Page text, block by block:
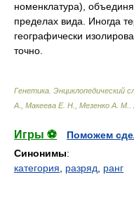
номенклатура),
пределах вида. Иногда
географически
точно.
Генетика. Энциклопедический
А., Макеева Е. Н., Мезенко А. М.
Игры ⚽
Поможем
Синонимы:
категория
разряд ранг